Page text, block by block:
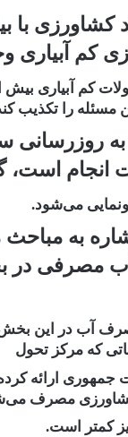
کم آبیاری
مسئله را تکذیب
به روزرسانی
انجام است،
می‌شود.
به
آب مصرفی
که مرکز تحول
مصرف